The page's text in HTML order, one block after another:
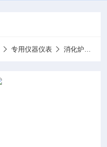
专用仪器仪表 消化炉